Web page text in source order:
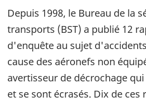
Depuis 1998, le Bureau de la
transports (BST) a publié 12
d'enquête au sujet
cause des aéronefs non
avertisseur de décrochage
et se sont écrasés. Dix de ces